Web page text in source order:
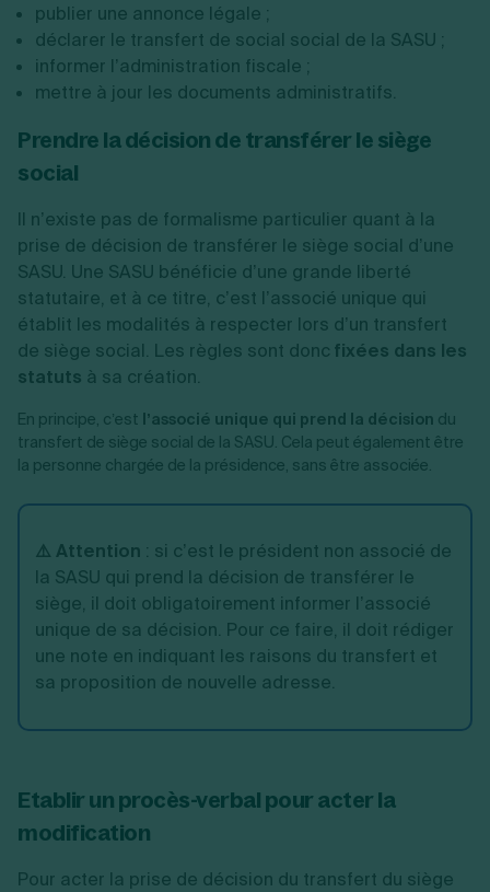
publier une annonce légale ;
déclarer le transfert de social social de la SASU ;
informer l’administration fiscale ;
mettre à jour les documents administratifs.
Prendre la décision de transférer le siège
social
Il n’existe pas de formalisme particulier quant à la
prise de décision de transférer le siège social d’une
SASU. Une SASU bénéficie d’une grande liberté
statutaire, et à ce titre, c’est l’associé unique qui
établit les modalités à respecter lors d’un transfert
de siège social. Les règles sont donc fixées dans les
statuts à sa création.
En principe, c’est l’associé unique qui prend la décision du
transfert de siège social de la SASU. Cela peut également être
la personne chargée de la présidence, sans être associée.
⚠️ Attention : si c’est le président non associé de
la SASU qui prend la décision de transférer le
siège, il doit obligatoirement informer l’associé
unique de sa décision. Pour ce faire, il doit rédiger
une note en indiquant les raisons du transfert et
sa proposition de nouvelle adresse.
Etablir un procès-verbal pour acter la
modification
Pour acter la prise de décision du transfert du siège